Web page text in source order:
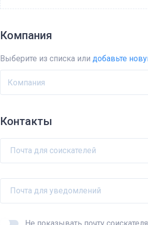
Компания
Выберите из списка или добавьте
Компания
Контакты
Почта для соискателей
Почта для уведомлений